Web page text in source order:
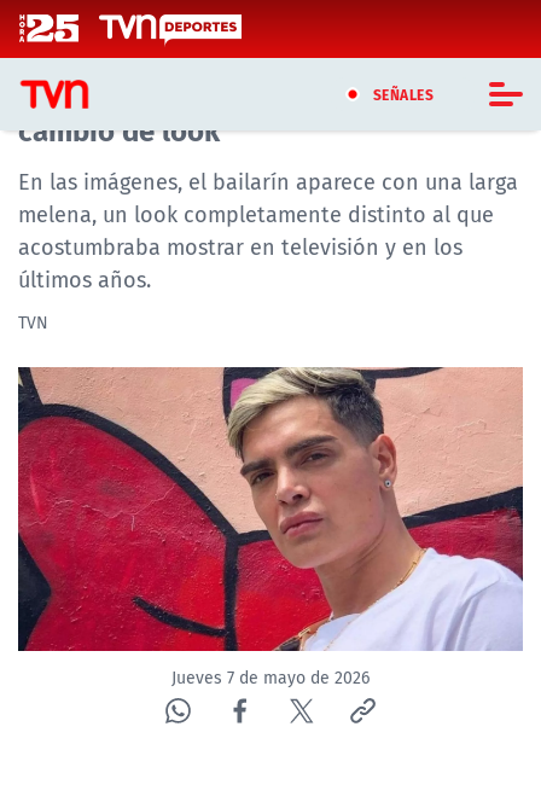
Click acá para ir directamente al contenido
SEÑALES
CASTING MASTERCHEF CHILE
CASTING TVN VERTICAL
TVN VERTICAL
PROGRAMAS
TELESERIES
NTV
ACTUALIDAD Y TENDENCIAS
CORPORATIVO Y TRANSPARENCIA
CANAL DE DENUNCIAS
Nelson Mauri sorprende con radical
cambio de look
En las imágenes, el bailarín aparece con una larga
melena, un look completamente distinto al que
acostumbraba mostrar en televisión y en los
últimos años.
TVN
Jueves 7 de mayo de 2026